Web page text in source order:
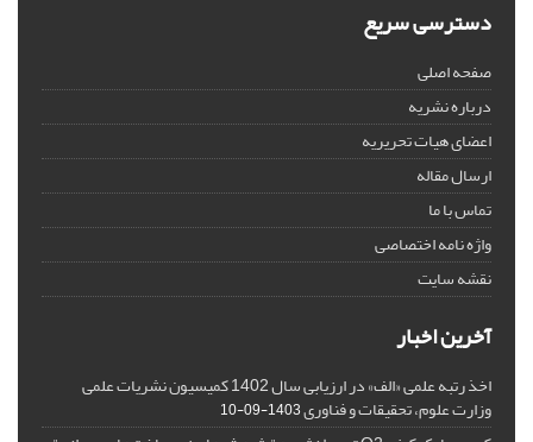
دسترسی سریع
صفحه اصلی
درباره نشریه
اعضای هیات تحریریه
ارسال مقاله
تماس با ما
واژه نامه اختصاصی
نقشه سایت
آخرین اخبار
اخذ رتبه علمی «الف» در ارزیابی سال 1402 کمیسیون نشریات علمی
وزارت علوم، تحقیقات و فناوری1403-09-10